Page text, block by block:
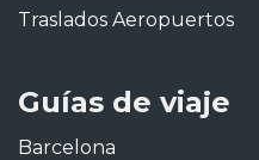
Traslados Aeropuertos
Guías de viaje
Barcelona